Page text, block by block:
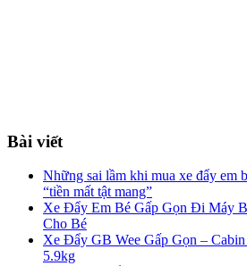
Bài viết
Những sai lầm khi mua xe đẩy em
“tiền mất tật mang”
Xe Đẩy Em Bé Gấp Gọn Đi Máy
Cho Bé
Xe Đẩy GB Wee Gấp Gọn –
5.9kg